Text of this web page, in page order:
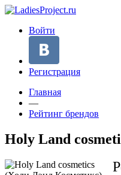
Войти
Регистрация
Главная
—
Рейтинг брендов
Holy Land